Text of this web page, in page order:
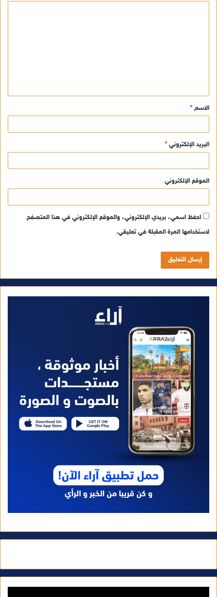
ق
*
الاسم *
البريد الإلكتروني *
الموقع الإلكتروني
احفظ اسمي، بريدي الإلكتروني، والموقع الإلكتروني في هذا المتصفح
لاستخدامها المرة المقبلة في تعليقي.